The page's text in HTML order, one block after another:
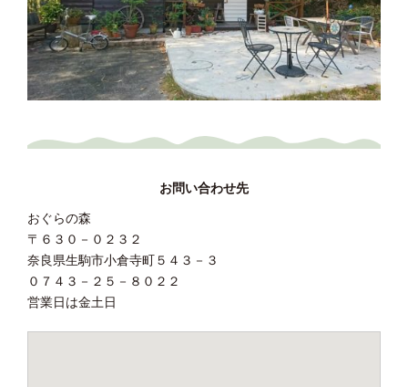
お問い合わせ先
おぐらの森
〒６３０－０２３２
奈良県生駒市小倉寺町５４３－３
０７４３－２５－８０２２
営業日は金土日